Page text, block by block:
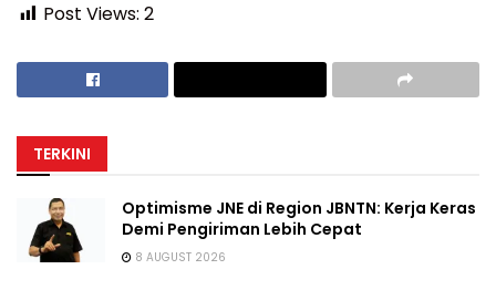
Post Views: 2
TERKINI
Optimisme JNE di Region JBNTN: Kerja Keras
Demi Pengiriman Lebih Cepat
8 AUGUST 2026